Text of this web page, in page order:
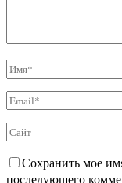
Сохранить мое
последующего